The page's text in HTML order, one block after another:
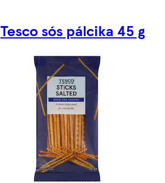
Tesco sós pálcika 45 g